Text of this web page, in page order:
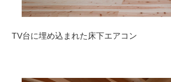
TV台に埋め込まれた床下エアコン